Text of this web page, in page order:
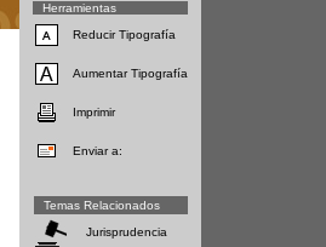
Herramientas
Reducir Tipografía
Aumentar Tipografía
Imprimir
Enviar a:
Temas Relacionados
Jurisprudencia